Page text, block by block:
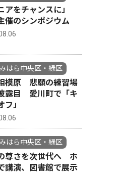
アをチャンスに」
催のシンポジウム
はら中央区・緑区
模原 悲願の練習場
露目 愛川町で「キ
フ」
はら中央区・緑区
尊さを次世代へ ホ
講演、図書館で展示